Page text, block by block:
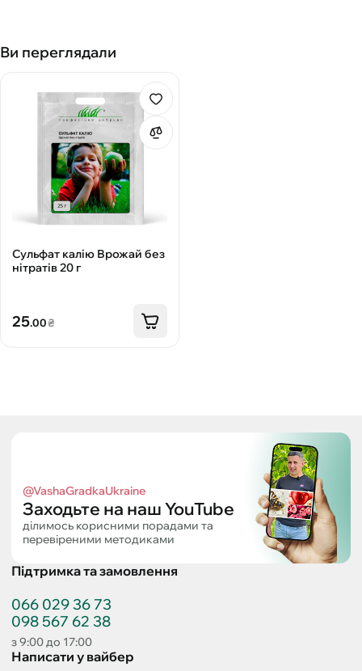
Ви переглядали
Сульфат калію Врожай без
нітратів 20 г
25.00₴
@VashaGradkaUkraine
Заходьте на наш YouTube
ділимось корисними порадами та
перевіреними методиками
Підтримка та замовлення
066 029 36 73
098 567 62 38
з 9:00 до 17:00
Написати у вайбер